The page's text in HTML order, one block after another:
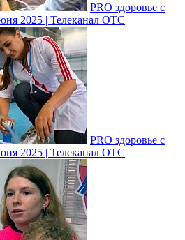
PRO здоровье с
2025 | Телеканал ОТС
PRO здоровье с
2025 | Телеканал ОТС